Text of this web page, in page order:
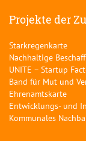
Projekte der
Starkregenkarte
Nachhaltige
UNITE – Startup
Band für Mut und
Ehrenamtskarte
Entwicklungs- und
Kommunales